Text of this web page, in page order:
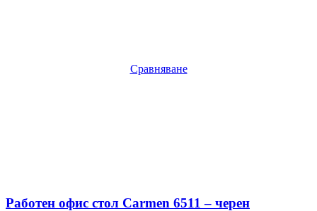
Сравняване
Работен офис стол Carmen 6511 – черен